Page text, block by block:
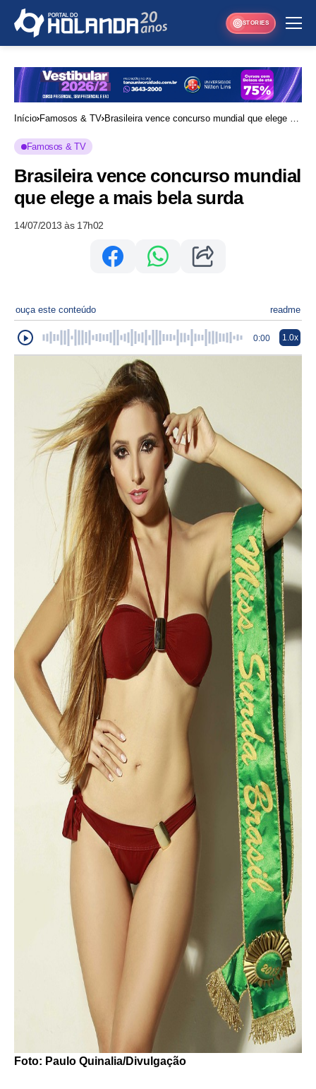
STORIES
Início Famosos & TV Brasileira vence concurso mundial que elege a
Famosos & TV
Brasileira vence concurso mundial
que elege a mais bela surda
14/07/2013 às 17h02
ouça este conteúdo readme
0:00 1.0x
Foto: Paulo Quinalia/Divulgação